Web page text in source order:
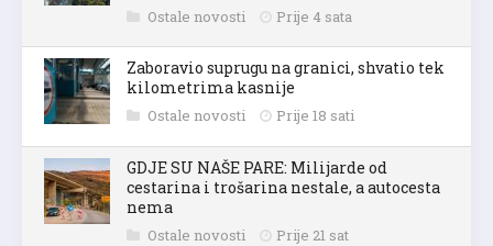
Ostale novosti Prije 4 sata
Zaboravio suprugu na granici, shvatio tek
kilometrima kasnije
Ostale novosti Prije 18 sati
GDJE SU NAŠE PARE: Milijarde od
cestarina i trošarina nestale, a autocesta
nema
Ostale novosti Prije 21 sat